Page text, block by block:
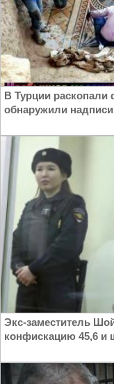
В Турции раскопали
обнаружили
Экс-заместитель
конфискацию 45,6 и